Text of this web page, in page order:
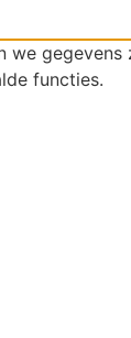
we
functies.